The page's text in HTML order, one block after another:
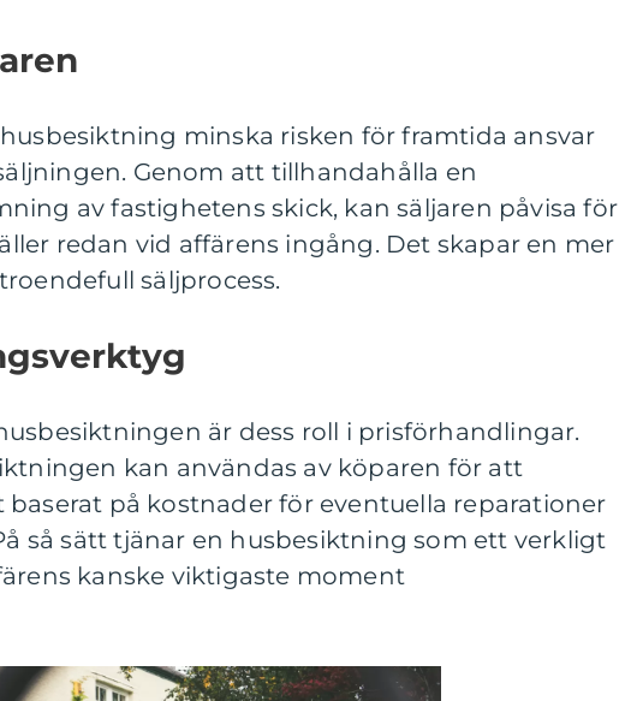
minska risken för framtida ansvar
Genom att tillhandahålla en
av fastighetens skick, kan säljaren påvisa för
redan vid affärens ingång. Det skapar en mer
säljprocess.
är dess roll i prisförhandlingar.
kan användas av köparen för att
på kostnader för eventuella reparationer
så sätt tjänar en husbesiktning som ett verkligt
kanske viktigaste moment